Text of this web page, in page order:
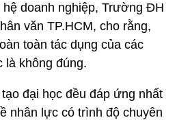
hệ doanh nghiệp, Trường ĐH
văn TP.HCM, cho rằng,
toàn tác dụng của các
là không đúng.
đại học đều đáp ứng nhất
nhân lực có trình độ chuyên